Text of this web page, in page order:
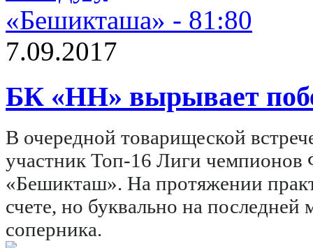
7.09.2017
БК «НН» вырывает
В очередной товарищеской
участник Топ-16 Лиги
«Бешикташ». На протяжении
счете, но буквально на
соперника.